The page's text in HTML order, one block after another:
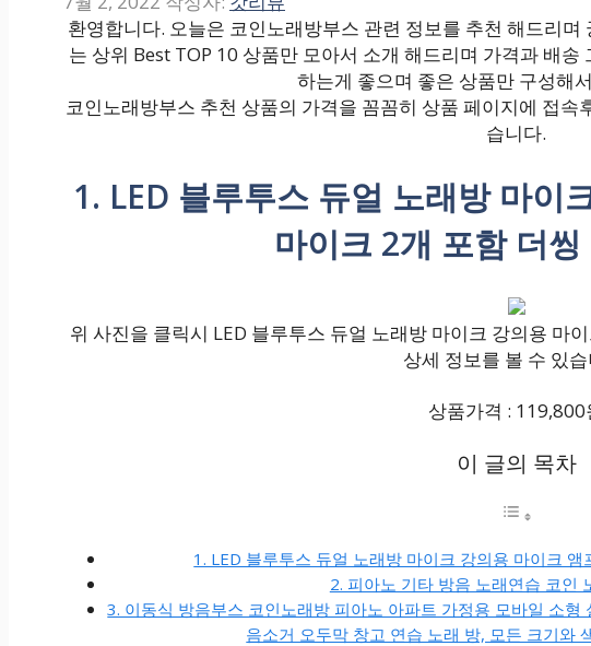
환영합니다. 오늘은 코인노래방부스 관련 정보를 추천 해드리
는 상위 Best TOP 10 상품만 모아서 소개 해드리며 가격과 배
하는게 좋으며 좋은 상품만 구성해
코인노래방부스 추천 상품의 가격을 꼼꼼히 상품 페이지에 접
습니다.
1. LED 블루투스 듀얼 노래방 마이
마이크 2개 포함 더
위 사진을 클릭시 LED 블루투스 듀얼 노래방 마이크 강의용 마
상세 정보를 볼 수 있
상품가격 : 119,800
이 글의 목차
1. LED 블루투스 듀얼 노래방 마이크 강의용 마이크
2. 피아노 기타 방음 노래연습 코인
3. 이동식 방음부스 코인노래방 피아노 아파트 가정용 모바일 소
음소거 오두막 창고 연습 노래 방, 모든 크기와